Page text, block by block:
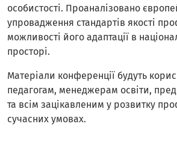
особистості. Проаналізовано
упровадження стандартів якості
можливості його адаптації в
просторі.
Матеріали конференції будуть
педагогам, менеджерам освіти,
та всім зацікавленим у розвитку
сучасних умовах.